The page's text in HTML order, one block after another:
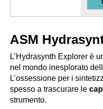
ASM
L’Hydrasynth Explorer è
nel mondo inesplorato
L’ossessione per i
spesso a trascurare le
strumento.